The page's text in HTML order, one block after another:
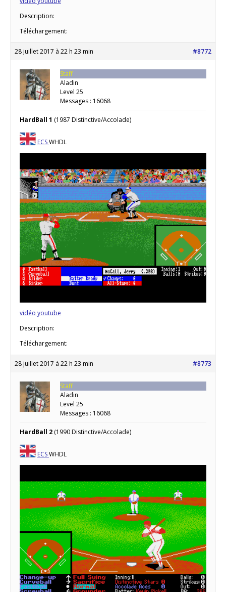
Description:
Téléchargement:
28 juillet 2017 à 22 h 23 min #8772
Staff
Aladin
Level 25
Messages : 16068
HardBall 1 (1987 Distinctive/Accolade)
ECSWHDL
vidéo youtube
Description:
Téléchargement:
28 juillet 2017 à 22 h 23 min #8773
Staff
Aladin
Level 25
Messages : 16068
HardBall 2 (1990 Distinctive/Accolade)
ECSWHDL